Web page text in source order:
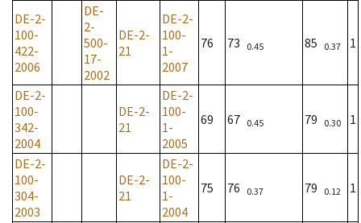
DE-2-
100-
422-
2006
DE-
2-
500-
17-
2002
DE-2-
21
DE-2-
100-
1-
2007
76 73 0.45 85 0.37 1
DE-2-
100-
342-
2004
DE-2-
21
DE-2-
100-
1-
2005
69 67 0.45 79 0.30 1
DE-2-
100-
304-
2003
DE-2-
21
DE-2-
100-
1-
2004
75 76 0.37 79 0.12 1